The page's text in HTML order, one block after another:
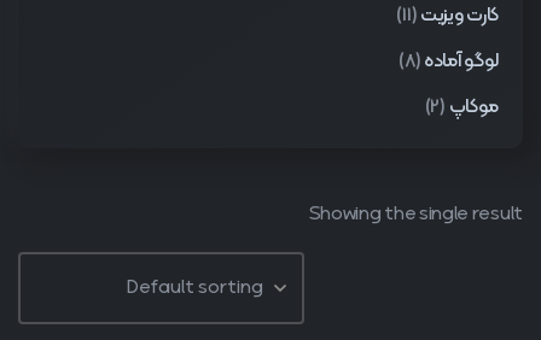
کارت ویزیت(11)
لوگو آماده(8)
موکاپ (2)
Showing the single result